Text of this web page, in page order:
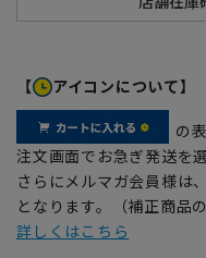
【 アイコンについて】
の
注文画面でお急ぎ発送を
さらにメルマガ会員様は
となります。（補正商品
詳しくはこちら